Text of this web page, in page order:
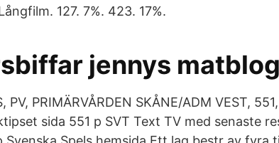
127. 7%. 423. 17%.
jennys
PV, PRIMÄRVÅRDEN SKÅNE/ADM VEST,
sida 551 p SVT Text TV med senaste